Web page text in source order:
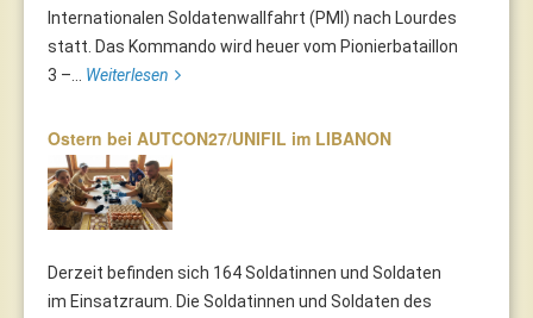
Internationalen Soldatenwallfahrt (PMI) nach Lourdes
statt. Das Kommando wird heuer vom Pionierbataillon
3 –... Weiterlesen
Ostern bei AUTCON27/UNIFIL im LIBANON
Derzeit befinden sich 164 Soldatinnen und Soldaten
im Einsatzraum. Die Soldatinnen und Soldaten des